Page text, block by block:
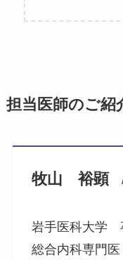
担当医師のご紹
牧山 裕顕
岩手医科大学
総合内科専門医